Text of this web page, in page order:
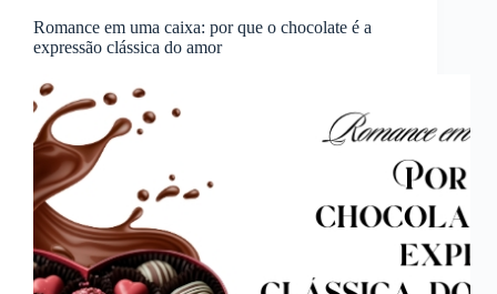
Romance em uma caixa: por que o chocolate é a
expressão clássica do amor